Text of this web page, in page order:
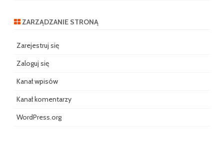
ZARZĄDZANIE STRONĄ
Zarejestruj się
Zaloguj się
Kanał wpisów
Kanał komentarzy
WordPress.org